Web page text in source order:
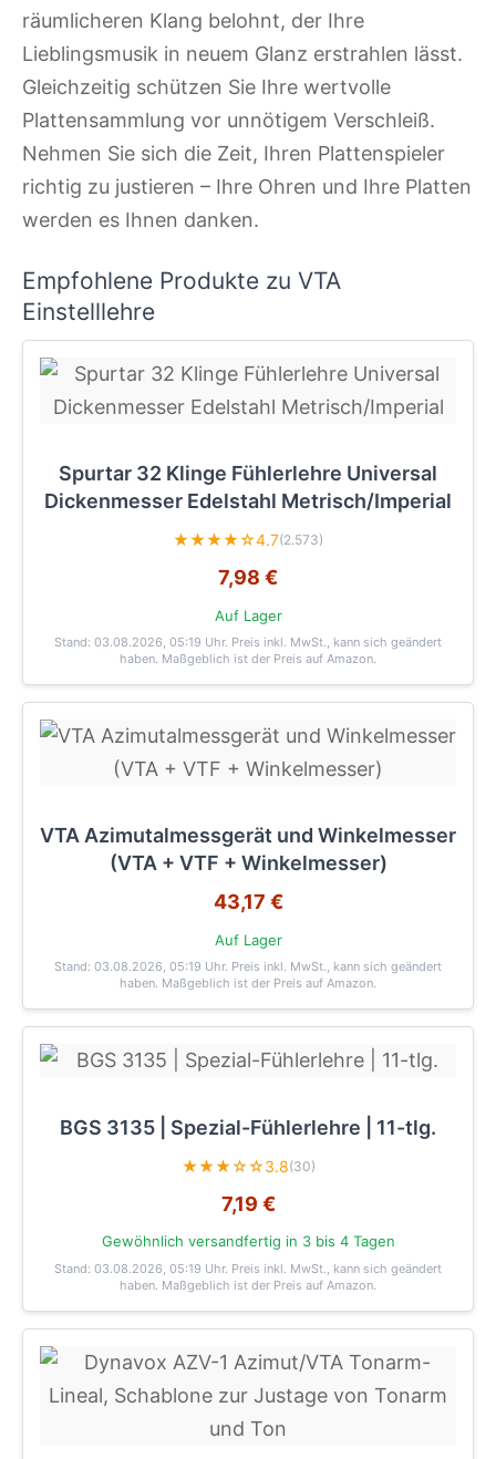
räumlicheren Klang belohnt, der Ihre
Lieblingsmusik in neuem Glanz erstrahlen lässt.
Gleichzeitig schützen Sie Ihre wertvolle
Plattensammlung vor unnötigem Verschleiß.
Nehmen Sie sich die Zeit, Ihren Plattenspieler
richtig zu justieren – Ihre Ohren und Ihre Platten
werden es Ihnen danken.
Empfohlene Produkte zu VTA
Einstelllehre
Spurtar 32 Klinge Fühlerlehre Universal
Dickenmesser Edelstahl Metrisch/Imperial
★★★★☆4.7(2.573)
7,98 €
Auf Lager
Stand: 03.08.2026, 05:19 Uhr. Preis inkl. MwSt., kann sich geändert
haben. Maßgeblich ist der Preis auf Amazon.
VTA Azimutalmessgerät und Winkelmesser
(VTA + VTF + Winkelmesser)
43,17 €
Auf Lager
Stand: 03.08.2026, 05:19 Uhr. Preis inkl. MwSt., kann sich geändert
haben. Maßgeblich ist der Preis auf Amazon.
BGS 3135 | Spezial-Fühlerlehre | 11-tlg.
★★★☆☆3.8(30)
7,19 €
Gewöhnlich versandfertig in 3 bis 4 Tagen
Stand: 03.08.2026, 05:19 Uhr. Preis inkl. MwSt., kann sich geändert
haben. Maßgeblich ist der Preis auf Amazon.